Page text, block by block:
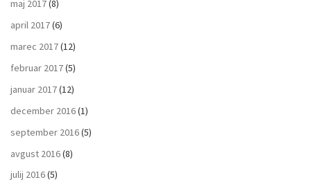
maj 2017(8)
april 2017(6)
marec 2017(12)
februar 2017(5)
januar 2017(12)
december 2016(1)
september 2016(5)
avgust 2016(8)
julij 2016(5)